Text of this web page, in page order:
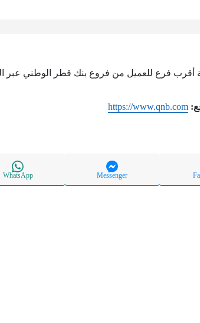
أقرب فرع للعميل من فروع بنك قطر الوطني عبر
https://www.qnb.com
Messenger
WhatsApp